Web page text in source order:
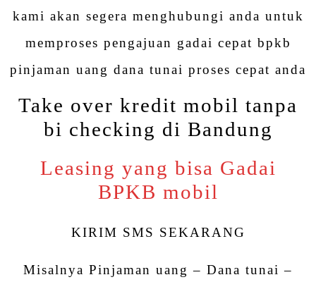
kami akan segera menghubungi anda untuk
memproses pengajuan gadai cepat bpkb
pinjaman uang dana tunai proses cepat anda
Take over kredit mobil tanpa
bi checking di Bandung
Leasing yang bisa Gadai
BPKB mobil
KIRIM SMS SEKARANG
Misalnya Pinjaman uang – Dana tunai –